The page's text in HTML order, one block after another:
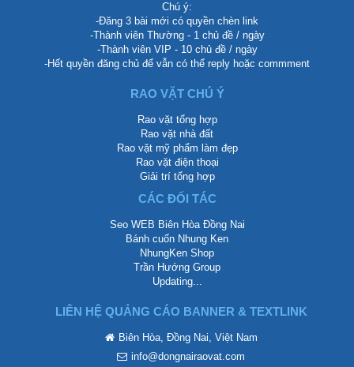
Chú ý:
-Đăng 3 bài mới có quyền chèn link
-Thành viên Thường - 1 chủ đề / ngày
-Thành viên VIP - 10 chủ đề / ngày
-Hết quyền đăng chủ để vẫn có thể reply hoặc commment
RAO VẶT CHÚ Ý
Rao vặt tổng hợp
Rao vặt nhà đất
Rao vặt mỹ phẩm làm đẹp
Rao vặt điện thoại
Giải trí tổng hợp
CÁC ĐỐI TÁC
Seo WEB Biên Hòa Đồng Nai
Bánh cuốn Nhung Ken
NhungKen Shop
Trần Hướng Group
Updating...
LIÊN HỆ QUẢNG CÁO BANNER & TEXTLINK
Biên Hòa, Đồng Nai, Việt Nam
info@dongnairaovat.com